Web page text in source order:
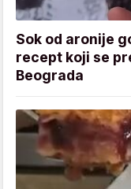
Sok od aronije
recept koji se
Beograda